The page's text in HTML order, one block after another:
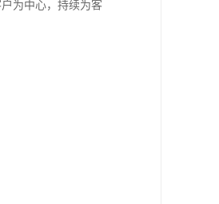
为中心，持续为客